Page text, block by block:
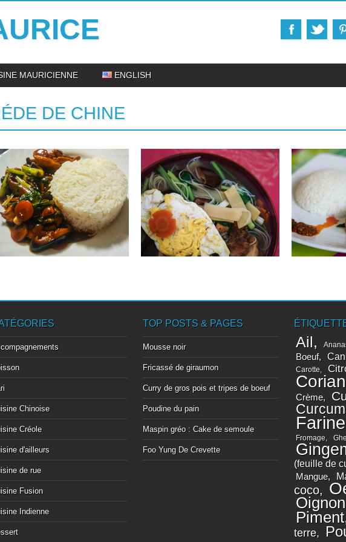
MAURICIENNE ENGLISH
DE CHINE
24.03.15
CHOP SUEY DE POULET
pour 2 personnes: Un blanc
poulet (ou du tofu si...
▶
08.02.15
BOUILLON DE MEEFOON
Ingrédients: 1 carcasse de poulet 250 g
de poulet désossé 1...
▶
20.08.14
PORC
Ingrédients :
morceaux 250
Chinoise
Créole
d'ailleurs
de rue
Fusion
Indienne
TOP POSTS & PAGES
Mousse noir
Fricassé de giraumon
Curry de gros pois et tripes de boeuf
Poudine du pain
Maspin gréo : Cake de semoule
Foo Yung De Crevette
Ail
Boeuf
Carotte
Crème
Farine
Fromage
(feuille de
Mangue
coco
Oignon
Piment
terre